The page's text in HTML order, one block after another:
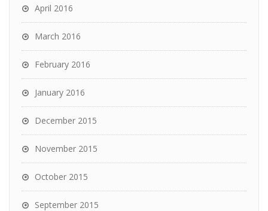
April 2016
March 2016
February 2016
January 2016
December 2015
November 2015
October 2015
September 2015